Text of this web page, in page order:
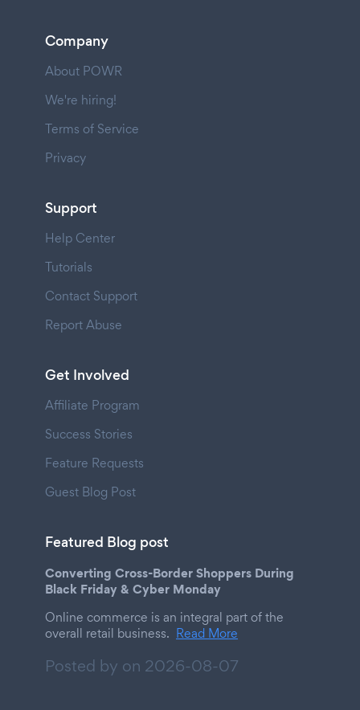
Company
About POWR
We're hiring!
Terms of Service
Privacy
Support
Help Center
Tutorials
Contact Support
Report Abuse
Get Involved
Affiliate Program
Success Stories
Feature Requests
Guest Blog Post
Featured Blog post
Converting Cross-Border Shoppers During
Black Friday & Cyber Monday
Online commerce is an integral part of the
overall retail business. Read More
Posted by on 2026-08-07